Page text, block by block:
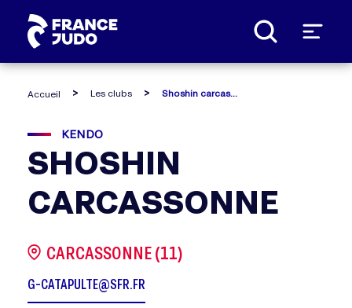
Accueil Les clubs Shoshin carcassonne
KENDO
SHOSHIN
CARCASSONNE
CARCASSONNE (11)
G-CATAPULTE@SFR.FR